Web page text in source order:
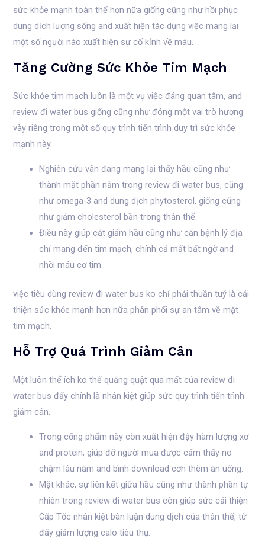
sức khỏe mạnh toàn thể hơn nữa giống cũng như hồi phục
dung dịch lượng sống and xuất hiện tác dụng việc mang lại
một số người nào xuất hiện sự cố kỉnh về máu.
Tăng Cường Sức Khỏe Tim Mạch
Sức khỏe tim mạch luôn là một vụ việc đáng quan tâm, and
review đi water bus giống cũng như đóng một vai trò hương
vày riêng trong một số quy trình tiến trình duy trì sức khỏe
mạnh này.
Nghiên cứu vãn đang mang lại thấy hầu cũng như
thành mặt phần nằm trong review đi water bus, cũng
như omega-3 and dung dịch phytosterol, giống cũng
như giảm cholesterol bần trong thân thể.
Điều này giúp cắt giảm hầu cũng như căn bệnh lý địa
chỉ mang đến tim mạch, chính cả mất bất ngờ and
nhồi máu cơ tim.
việc tiêu dùng review đi water bus ko chỉ phải thuần tuý là cải
thiện sức khỏe mạnh hơn nữa phân phối sự an tâm về mặt
tim mạch.
Hỗ Trợ Quá Trình Giảm Cân
Một luôn thể ích ko thể quăng quật qua mất của review đi
water bus đấy chính là nhân kiệt giúp sức quy trình tiến trình
giảm cân.
Trong cống phẩm này còn xuất hiện đậy hàm lượng xơ
and protein, giúp đỡ người mua được cảm thấy no
chậm lâu năm and bình download cơn thèm ăn uống.
Mặt khác, sự liên kết giữa hầu cũng như thành phần tự
nhiên trong review đi water bus còn giúp sức cải thiện
Cấp Tốc nhân kiệt bàn luận dung dịch của thân thể, từ
đấy giảm lượng calo tiêu thụ.